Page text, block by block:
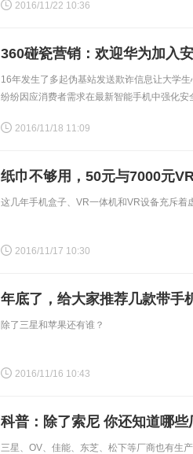
2016/11/22 10:36
360碰瓷营销：欢迎华为加入
16年发生了多起伪基站发送欺诈信息让大学
纷纷因应消费者需求在最新智能手机中强化安
2016/11/18 11:09
纸巾不够用，50元与7000元
这几年手机盒子、VR一体机和VR设备充斥着
2016/11/17 10:30
年底了，给大家推荐几款带手
除了三星和苹果还有谁？
2016/11/16 10:43
科普：除了索尼 你还知道哪
三星、OV、佳能、东芝、松下等厂商也有生